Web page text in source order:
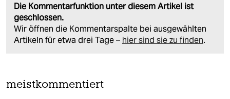
Die Kommentarfunktion unter diesem Artikel ist
geschlossen.
Wir öffnen die Kommentarspalte bei ausgewählten
Artikeln für etwa drei Tage – hier sind sie zu finden.
meistkommentiert